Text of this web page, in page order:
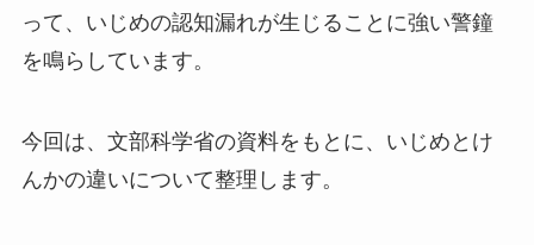
って、いじめの認知漏れが生じることに強い警鐘
を鳴らしています。
今回は、文部科学省の資料をもとに、いじめとけ
んかの違いについて整理します。